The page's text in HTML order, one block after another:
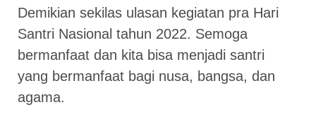
Demikian sekilas ulasan kegiatan pra Hari
Santri Nasional tahun 2022. Semoga
bermanfaat dan kita bisa menjadi santri
yang bermanfaat bagi nusa, bangsa, dan
agama.